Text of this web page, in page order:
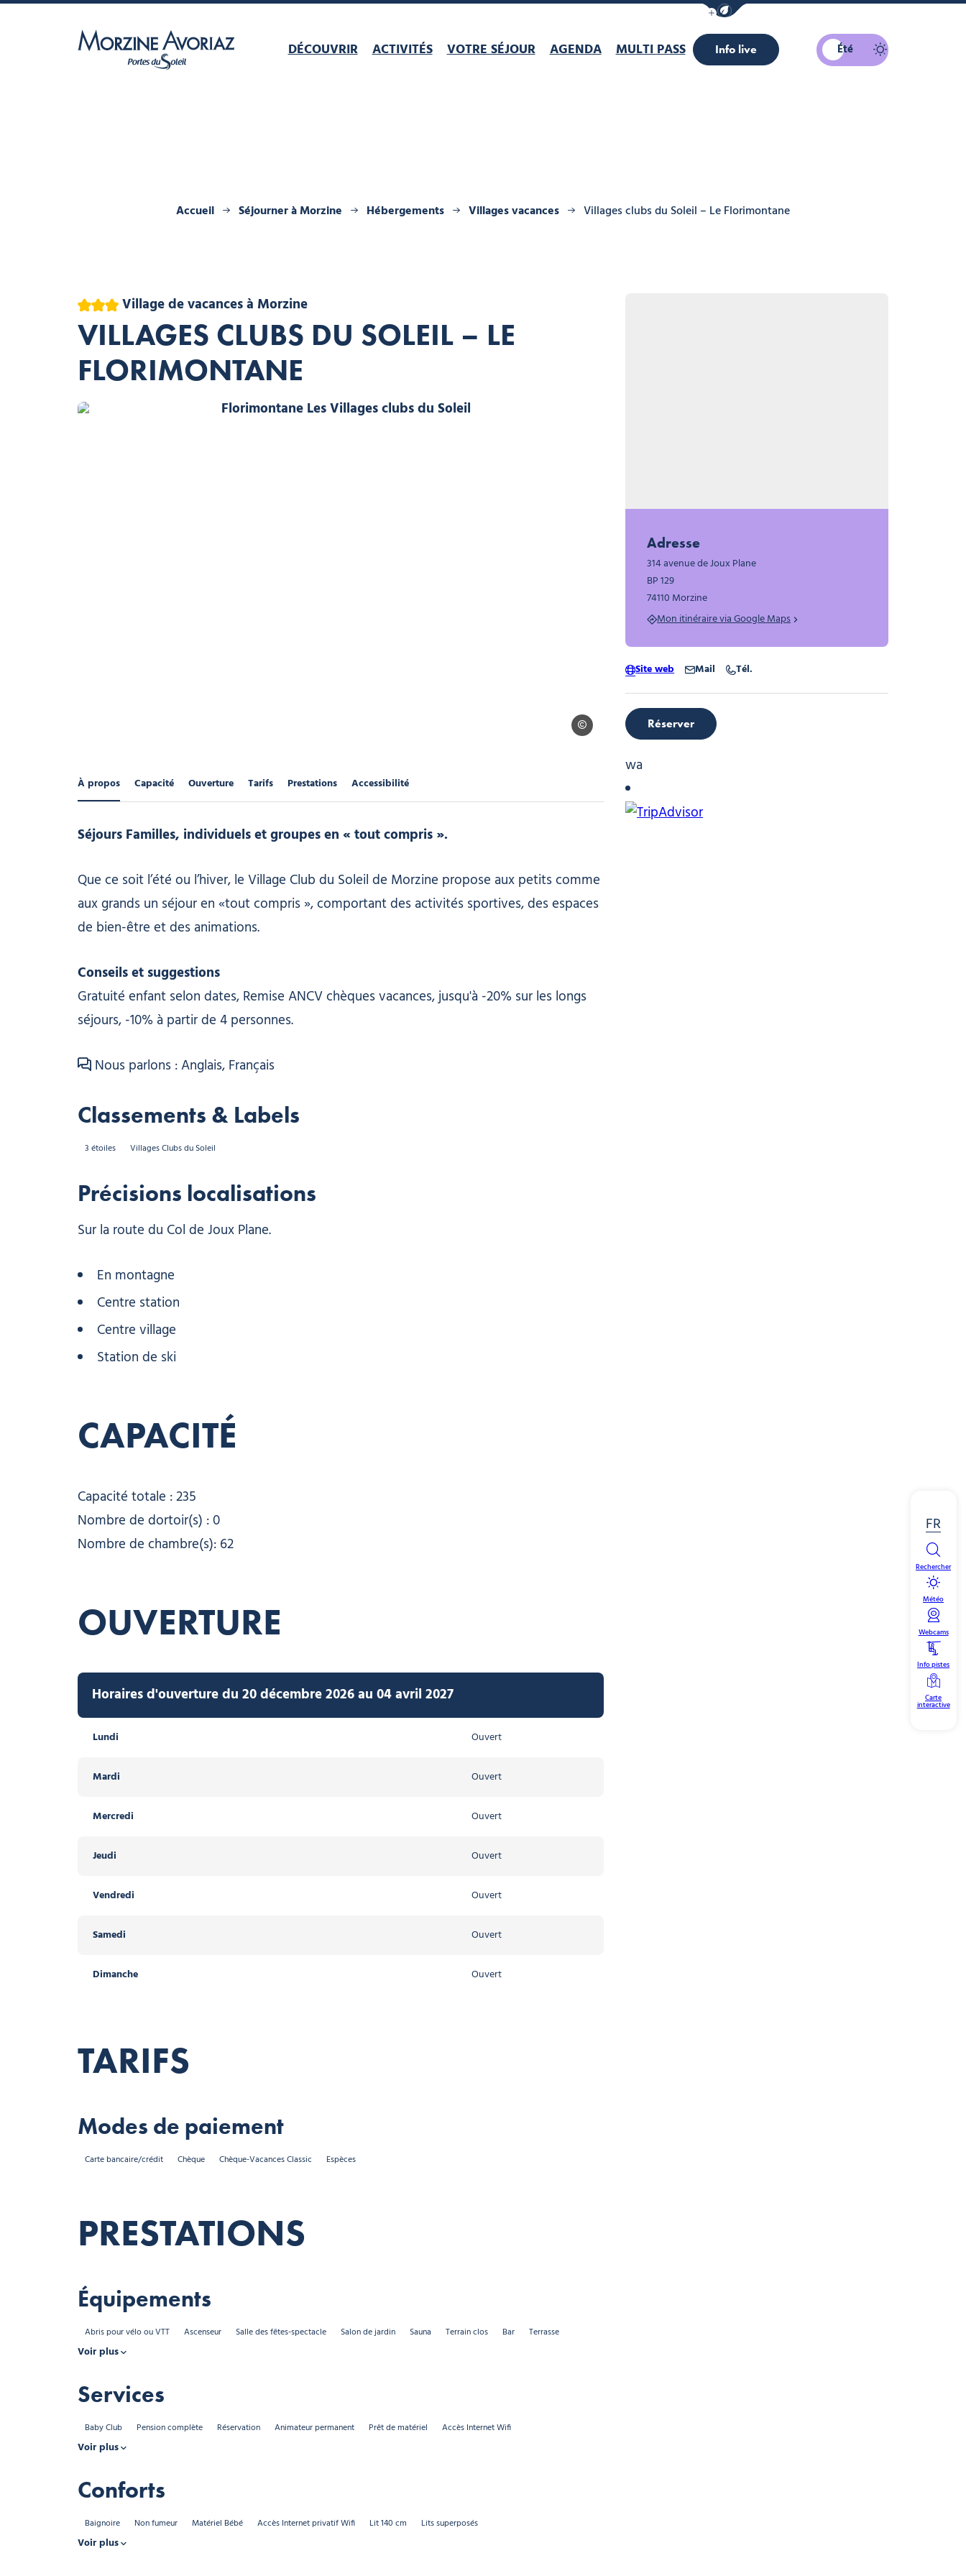
Afficher la barre de navigation du mode éco
DÉCOUVRIR ACTIVITÉS VOTRE SÉJOUR AGENDA MULTI PASS Info live Été
Accueil Séjourner à Morzine Hébergements Villages vacances Villages clubs du Soleil – Le Florimontane
FR
Rechercher
Météo
Webcams
Info pistes
Carte
interactive
3 étoilesVillage de vacancesà Morzine
VILLAGES CLUBS DU SOLEIL – LE
FLORIMONTANE
Florimontane Les Villages clubs du Soleil, © Florimontane Les Villages clubs du Soleil
Florimontane Les Villages clubs du Soleil
À propos Capacité Ouverture Tarifs Prestations Accessibilité
Séjours Familles, individuels et groupes en « tout compris ».
Que ce soit l’été ou l’hiver, le Village Club du Soleil de Morzine propose aux petits comme
aux grands un séjour en «tout compris », comportant des activités sportives, des espaces
de bien-être et des animations.
Conseils et suggestions
Gratuité enfant selon dates, Remise ANCV chèques vacances, jusqu'à -20% sur les longs
séjours, -10% à partir de 4 personnes.
Nous parlons : Anglais, Français
Classements & Labels
3 étoiles Villages Clubs du Soleil
Précisions localisations
Sur la route du Col de Joux Plane.
En montagne
Centre station
Centre village
Station de ski
CAPACITÉ
Capacité totale : 235
Nombre de dortoir(s) : 0
Nombre de chambre(s): 62
OUVERTURE
Horaires d'ouverture du 20 décembre 2026 au 04 avril 2027
Lundi Ouvert
Mardi Ouvert
Mercredi Ouvert
Jeudi Ouvert
Vendredi Ouvert
Samedi Ouvert
Dimanche Ouvert
TARIFS
Modes de paiement
Carte bancaire/crédit Chèque Chèque-Vacances Classic Espèces
PRESTATIONS
Équipements
Abris pour vélo ou VTT Ascenseur Salle des fêtes-spectacle Salon de jardin Sauna Terrain clos Bar Terrasse
Voir plus
Services
Baby Club Pension complète Réservation Animateur permanent Prêt de matériel Accès Internet Wifi
Voir plus
Conforts
Baignoire Non fumeur Matériel Bébé Accès Internet privatif Wifi Lit 140 cm Lits superposés
Voir plus
Adresse
314 avenue de Joux Plane
BP 129
74110 Morzine
Mon itinéraire via Google Maps
Site web Mail Tél.
Réserver
wa